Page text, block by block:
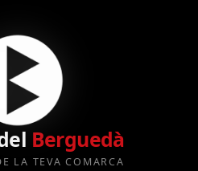
Berguedà
LA TEVA COMARCA